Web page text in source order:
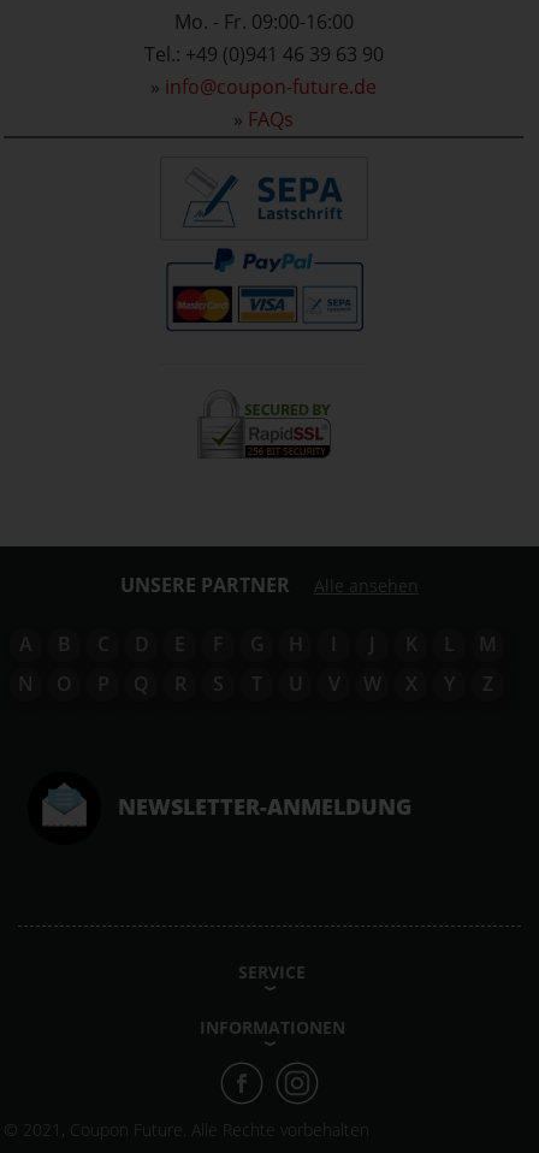
Mo. - Fr. 09:00-16:00
Tel.: +49 (0)941 46 39 63 90
» info@coupon-future.de
» FAQs
UNSERE PARTNER Alle ansehen
A B C D E F G H I J K L
M
N
O P Q R S T U V W X Y Z
NEWSLETTER-ANMELDUNG
SERVICE
INFORMATIONEN
© 2021, Coupon Future. Alle Rechte vorbehalten